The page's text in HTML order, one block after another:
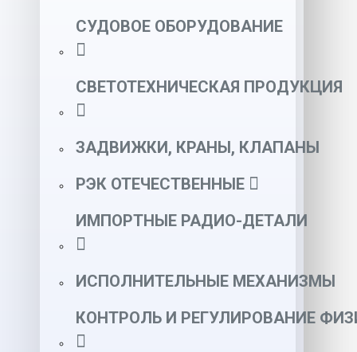
СУДОВОЕ ОБОРУДОВАНИЕ
СВЕТОТЕХНИЧЕСКАЯ ПРОДУКЦИЯ
ЗАДВИЖКИ, КРАНЫ, КЛАПАНЫ
РЭК ОТЕЧЕСТВЕННЫЕ
ИМПОРТНЫЕ РАДИО-ДЕТАЛИ
ИСПОЛНИТЕЛЬНЫЕ МЕХАНИЗМЫ
КОНТРОЛЬ И РЕГУЛИРОВАНИЕ